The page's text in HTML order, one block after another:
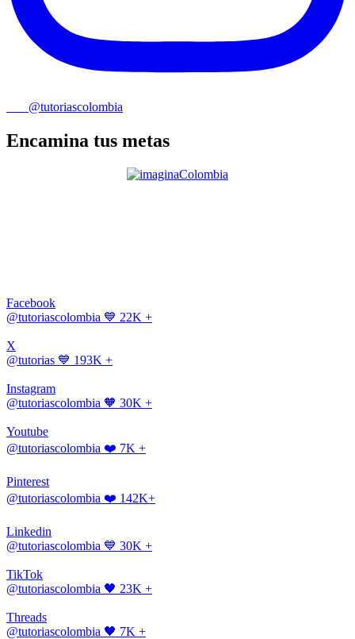
@tutoriascolombia
Encamina tus metas
Facebook
@tutoriascolombia 💙 22K +
X
@tutorias 💙 193K +
Instagram
@tutoriascolombia 🧡 30K +
Youtube
@tutoriascolombia ❤️ 7K +
Pinterest
@tutoriascolombia ❤️ 142K+
Linkedin
@tutoriascolombia 💙 30K +
TikTok
@tutoriascolombia 🖤 23K +
Threads
@tutoriascolombia 🖤 7K +